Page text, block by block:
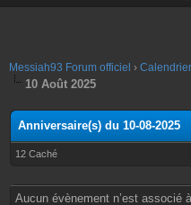
Messiah93 Forum officiel › Calendrier
10 Août 2025
Anniversaire(s) du 10-08-2025
12 Caché
Aucun évènement n’est associé